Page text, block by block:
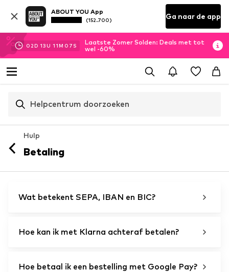
ABOUT YOU App
(152.700) Ga naar de app
02D 13U 11M 07 S
Laatste Zomer Solden: Deals met tot
wel -60%
Helpcentrum doorzoeken
Hulp
Betaling
Wat betekent SEPA, IBAN en BIC?
Hoe kan ik met Klarna achteraf betalen?
Hoe betaal ik een bestelling met Google Pay?